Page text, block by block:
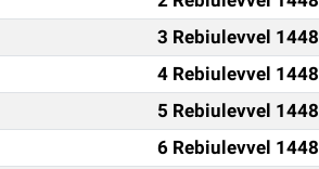
3 Rebiulevvel 1448
4 Rebiulevvel 1448
5 Rebiulevvel 1448
6 Rebiulevvel 1448